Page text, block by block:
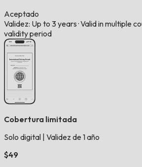
Aceptado
Validez: Up to 3 years ·Valid in multiple
validity period
Cobertura limitada
Solo digital Validez de 1 año
$49